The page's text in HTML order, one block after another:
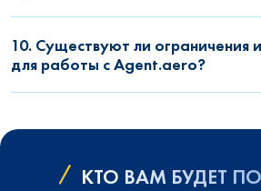
10. Существуют ли ограничения
для работы с Agent.aero?
КТО ВАМ БУДЕТ